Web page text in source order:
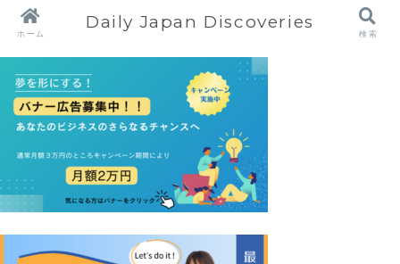
ホーム
Daily Japan Discoveries
検索